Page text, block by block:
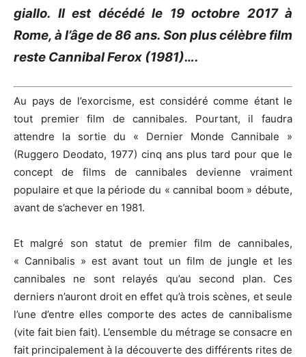
giallo. Il est décédé le 19 octobre 2017 à
Rome, à l’âge de 86 ans. Son plus célèbre film
reste Cannibal Ferox (1981)….
Au pays de l’exorcisme, est considéré comme étant le
tout premier film de cannibales. Pourtant, il faudra
attendre la sortie du « Dernier Monde Cannibale »
(Ruggero Deodato, 1977) cinq ans plus tard pour que le
concept de films de cannibales devienne vraiment
populaire et que la période du « cannibal boom » débute,
avant de s’achever en 1981.
Et malgré son statut de premier film de cannibales,
« Cannibalis » est avant tout un film de jungle et les
cannibales ne sont relayés qu’au second plan. Ces
derniers n’auront droit en effet qu’à trois scènes, et seule
l’une d’entre elles comporte des actes de cannibalisme
(vite fait bien fait). L’ensemble du métrage se consacre en
fait principalement à la découverte des différents rites de